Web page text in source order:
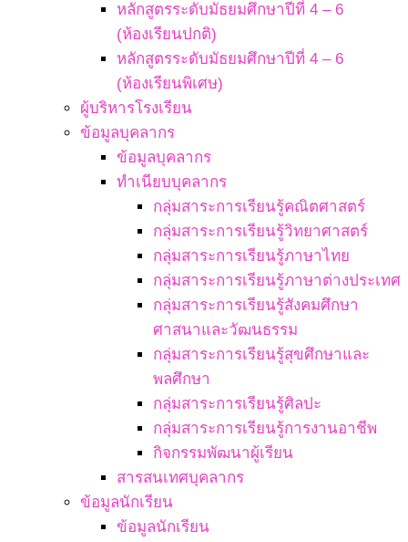
หลักสูตรระดับมัธยมศึกษาปีที่ 4 – 6
(ห้องเรียนปกติ)
หลักสูตรระดับมัธยมศึกษาปีที่ 4 – 6
(ห้องเรียนพิเศษ)
ผู้บริหารโรงเรียน
ข้อมูลบุคลากร
ข้อมูลบุคลากร
ทำเนียบบุคลากร
กลุ่มสาระการเรียนรู้คณิตศาสตร์
กลุ่มสาระการเรียนรู้วิทยาศาสตร์
กลุ่มสาระการเรียนรู้ภาษาไทย
กลุ่มสาระการเรียนรู้ภาษาต่างประเทศ
กลุ่มสาระการเรียนรู้สังคมศึกษา
ศาสนาและวัฒนธรรม
กลุ่มสาระการเรียนรู้สุขศึกษาและ
พลศึกษา
กลุ่มสาระการเรียนรู้ศิลปะ
กลุ่มสาระการเรียนรู้การงานอาชีพ
กิจกรรมพัฒนาผู้เรียน
สารสนเทศบุคลากร
ข้อมูลนักเรียน
ข้อมูลนักเรียน